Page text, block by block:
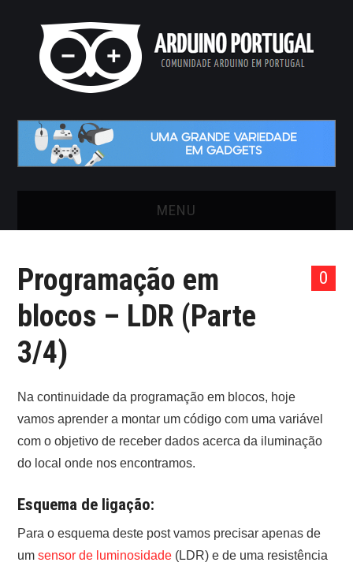
MENU
ARTIGOS
VIDEOS
ONDE COMPRAR O
ARDUINO?
ARDUINO
CONTACTOS
0
Programação em
blocos – LDR (Parte
3/4)
Na continuidade da programação em blocos, hoje
vamos aprender a montar um código com uma variável
com o objetivo de receber dados acerca da iluminação
do local onde nos encontramos.
Esquema de ligação:
Para o esquema deste post vamos precisar apenas de
umsensor de luminosidade (LDR) e de uma resistência